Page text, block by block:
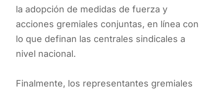
la adopción de medidas de fuerza y
acciones gremiales conjuntas, en línea con
lo que definan las centrales sindicales a
nivel nacional.
Finalmente, los representantes gremiales